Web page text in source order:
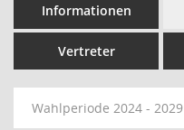
Informationen
Vertreter
Wahlperiode 2024 - 2029